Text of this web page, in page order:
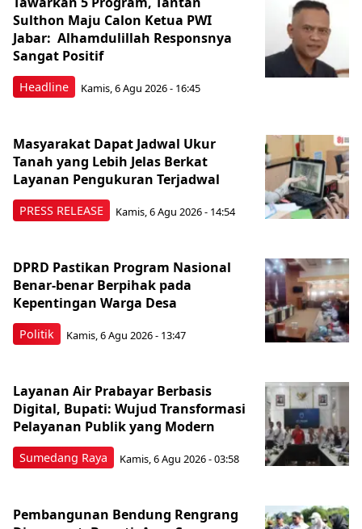
Headline
Sulthon Maju Calon Ketua PWI
Jabar: Alhamdulillah Responsnya
Sangat Positif
Kamis, 6 Agu 2026 - 16:45
PRESS RELEASE
Masyarakat Dapat Jadwal Ukur
Tanah yang Lebih Jelas Berkat
Layanan Pengukuran Terjadwal
Kamis, 6 Agu 2026 - 14:54
Politik
DPRD Pastikan Program Nasional
Benar-benar Berpihak pada
Kepentingan Warga Desa
Kamis, 6 Agu 2026 - 13:47
Sumedang Raya
Layanan Air Prabayar Berbasis
Digital, Bupati: Wujud Transformasi
Pelayanan Publik yang Modern
Kamis, 6 Agu 2026 - 03:58
Pembangunan Bendung Rengrang